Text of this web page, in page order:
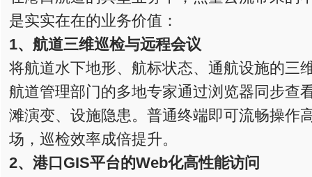
是实实在在的业务价值：
1、航道三维巡检与远程会议
将航道水下地形、航标状态、通航设施的三
航道管理部门的多地专家通过浏览器同步查
滩演变、设施隐患。普通终端即可流畅操作
场，巡检效率成倍提升。
2、港口GIS平台的Web化高性能访问